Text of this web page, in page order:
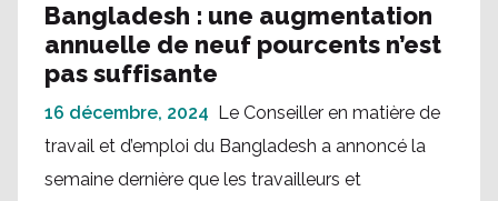
Bangladesh : une augmentation
annuelle de neuf pourcents n’est
pas suffisante
16 décembre, 2024
Le Conseiller en matière de
travail et d’emploi du Bangladesh a annoncé la
semaine dernière que les travailleurs et